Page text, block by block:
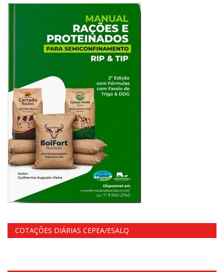
COTAÇÕES DIÁRIAS CEPEA/ESALQ